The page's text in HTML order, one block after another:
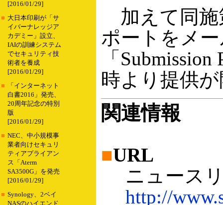
[2016/01/29]
■ 大日本印刷が「サ
イバーナレッジア
カデミー」設立、
IAIの訓練システム
でセキュリティ技
術者を養成
[2016/01/29]
■
「インターネット
白書2016」発売、
20周年記念の特別
版
[2016/01/29]
■ NEC、中小規模事
業者向けセキュリ
ティアプライアン
ス「Aterm
SA3500G」を発売
[2016/01/29]
■ Synology、2ベイ
NASのハイエンド
加えて同施
ポートをメ
「
時より提供
関連情報
■URL
ニュース
http://